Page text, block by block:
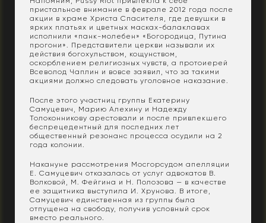
пристальное внимание в феврале 2012 года после
акции в храме Христа Спасителя, где девушки в
ярких платьях и цветных масках-балаклавах
исполнили «панк-молебен» «Богородица, Путина
прогони». Представители церкви называли их
действия богохульством, кощунством,
оскорблением религиозных чувств, а протоиерей
Всеволод Чаплин и вовсе заявил, что за такими
акциями должно следовать уголовное наказание.
После этого участниц группы Екатерину
Самуцевич, Марию Алехину и Надежду
Толоконникову арестовали и после привлекшего
беспрецедентный для последних лет
общественный резонанс процесса осудили на 2
года колонии.
Накануне рассмотрения Мосгорсудом апелляции
Е. Самуцевич отказалась от услуг адвокатов В.
Волковой, М. Фейгина и Н. Полозова — в качестве
ее защитника выступила И. Хрунова. В итоге,
Самуцевич единственная из группы была
отпущена на свободу, получив условный срок
вместо реального.